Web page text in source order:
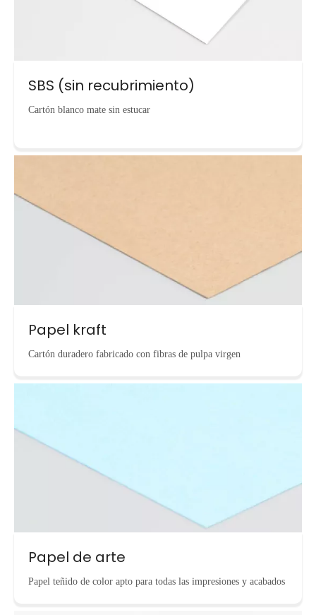
SBS (sin recubrimiento)
Cartón blanco mate sin estucar
Papel kraft
Cartón duradero fabricado con fibras de pulpa virgen
Papel de arte
Papel teñido de color apto para todas las impresiones y acabados